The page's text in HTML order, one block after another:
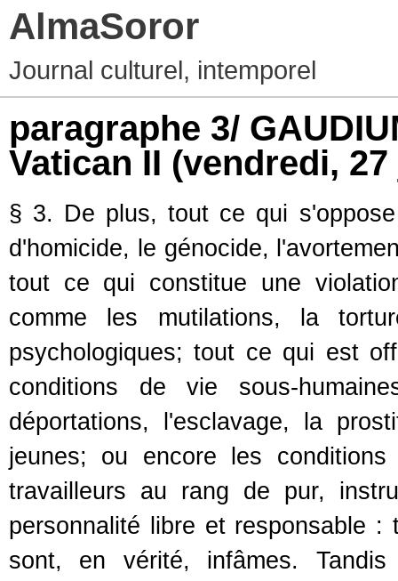
AlmaSoror
Journal culturel, intemporel
paragraphe 3/
Vatican II (vendredi,
§ 3. De plus, tout ce qui
d'homicide, le génocide,
tout ce qui constitue une
comme les mutilations, la
psychologiques; tout ce qui est
conditions de vie sous-
déportations, l'esclavage, la
jeunes; ou encore les
travailleurs au rang de pur,
personnalité libre et responsable
sont, en vérité, infâmes.